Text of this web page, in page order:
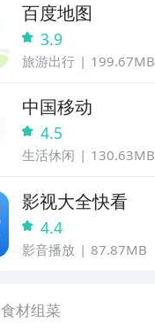
百度地图
3.9
旅游出行 199.67MB
中国移动
4.5
生活休闲 130.63MB
影视大全快看
4.4
影音播放 87.87MB
食材组菜